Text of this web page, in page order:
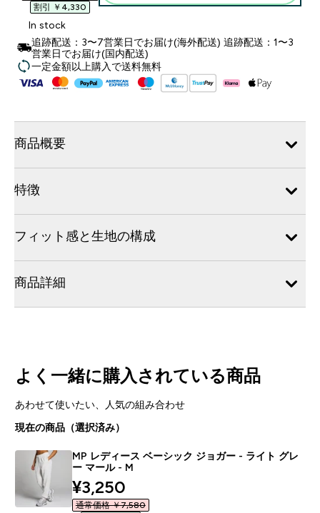
割引 ￥4,330‎
In stock
追跡配送：3〜7営業日でお届け(海外配送) 追跡配送：1〜3
営業日でお届け(国内配送)
一定金額以上購入で送料無料
商品概要
特徴
フィット感と生地の構成
商品詳細
よく一緒に購入されている商品
あわせて使いたい、人気の組み合わせ
現在の商品（選択済み）
MP レディース ベーシック ジョガー - ライト グレ
ー マール - M
discounted price
¥3,250‎
通常価格 ￥7,580‎